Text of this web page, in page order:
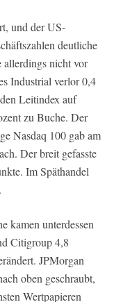
und der US-
deutliche
allerdings nicht vor
Industrial verlor 0,4
Leitindex auf
zu Buche. Der
Nasdaq 100 gab am
Der breit gefasste
Im Späthandel
kamen unterdessen
Citigroup 4,8
JPMorgan
oben geschraubt,
Wertpapieren